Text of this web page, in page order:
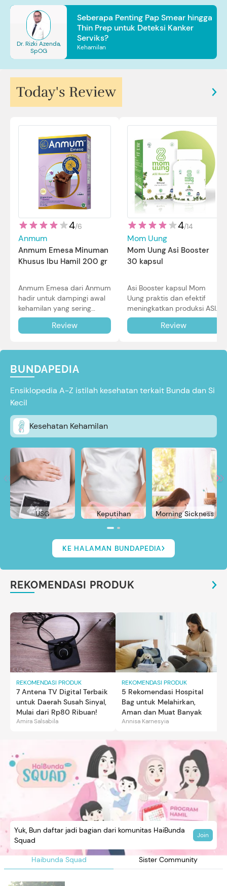
Dr. Rizki Azenda,
SpOG
Seberapa Penting Pap Smear hingga
Thin Prep untuk Deteksi Kanker
Serviks?
Kehamilan
Today's Review
4/6
Anmum
Anmum Emesa Minuman
Khusus Ibu Hamil 200 gr
Anmum Emesa dari Anmum
hadir untuk dampingi awal
kehamilan yang sering
diiringi dengan mual dan
muntah. Simak reviewnya di
Review
4/14
Mom Uung
Mom Uung Asi Booster
30 kapsul
Asi Booster kapsul Mom
Uung praktis dan efektif
meningkatkan produksi ASI
Bunda untuk Si Kecil. Simak
review lengkapnya di sini.
Review
BUNDAPEDIA
Ensiklopedia A-Z istilah kesehatan terkait Bunda dan Si
Kecil
Kesehatan Kehamilan
USG Keputihan Morning Sickness
KE HALAMAN BUNDAPEDIA
REKOMENDASI PRODUK
REKOMENDASI PRODUK
7 Antena TV Digital Terbaik
untuk Daerah Susah Sinyal,
Mulai dari Rp80 Ribuan!
Amira Salsabila
REKOMENDASI PRODUK
5 Rekomendasi Hospital
Bag untuk Melahirkan,
Aman dan Muat Banyak
Annisa Karnesyia
Haibunda Squad Sister Community
Yuk, Bun daftar jadi bagian dari komunitas HaiBunda
Squad
Join